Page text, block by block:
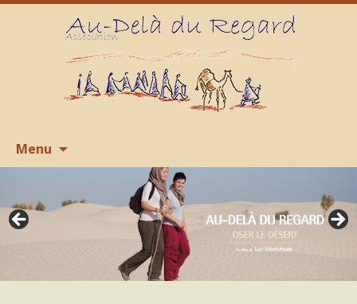
Menu
contenu